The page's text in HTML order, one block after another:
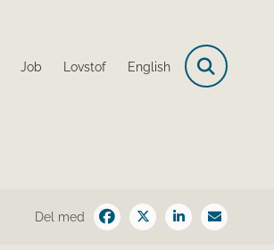
Job Lovstof English
Del med